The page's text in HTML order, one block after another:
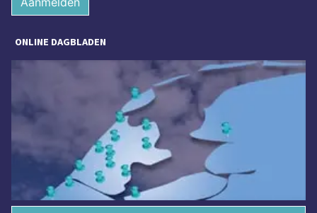
ONLINE DAGBLADEN